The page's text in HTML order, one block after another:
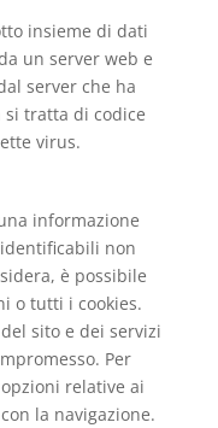
insieme di dati
un server web e
server che ha
tratta di codice
virus.
informazione
non
è possibile
o tutti i cookies.
sito e dei servizi
Per
relative ai
la navigazione.